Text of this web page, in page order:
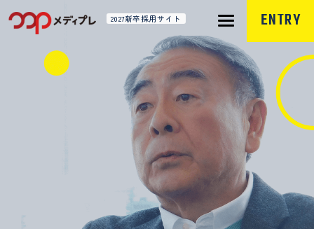
2027新卒採用サイト ENTRY